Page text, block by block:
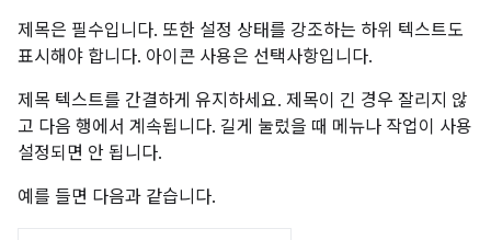
제목은 필수입니다. 또한 설정 상태를 강조하는 하위 텍스트도
표시해야 합니다. 아이콘 사용은 선택사항입니다.
제목 텍스트를 간결하게 유지하세요. 제목이 긴 경우 잘리지 않
고 다음 행에서 계속됩니다. 길게 눌렀을 때 메뉴나 작업이 사용
설정되면 안 됩니다.
예를 들면 다음과 같습니다.